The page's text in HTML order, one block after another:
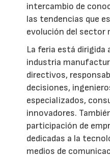
intercambio de
las tendencias que
evolución del sector
La feria está dirigida
industria
directivos,
decisiones,
especializados,
innovadores.
participación de
dedicadas a la
medios de